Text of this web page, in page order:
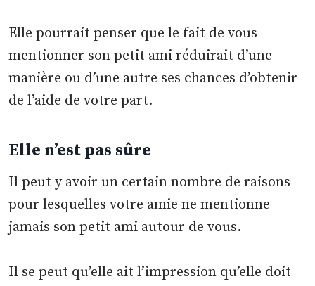
Elle pourrait penser que le fait de vous
mentionner son petit ami réduirait d’une
manière ou d’une autre ses chances d’obtenir
de l’aide de votre part.
Elle n’est pas sûre
Il peut y avoir un certain nombre de raisons
pour lesquelles votre amie ne mentionne
jamais son petit ami autour de vous.
Il se peut qu’elle ait l’impression qu’elle doit